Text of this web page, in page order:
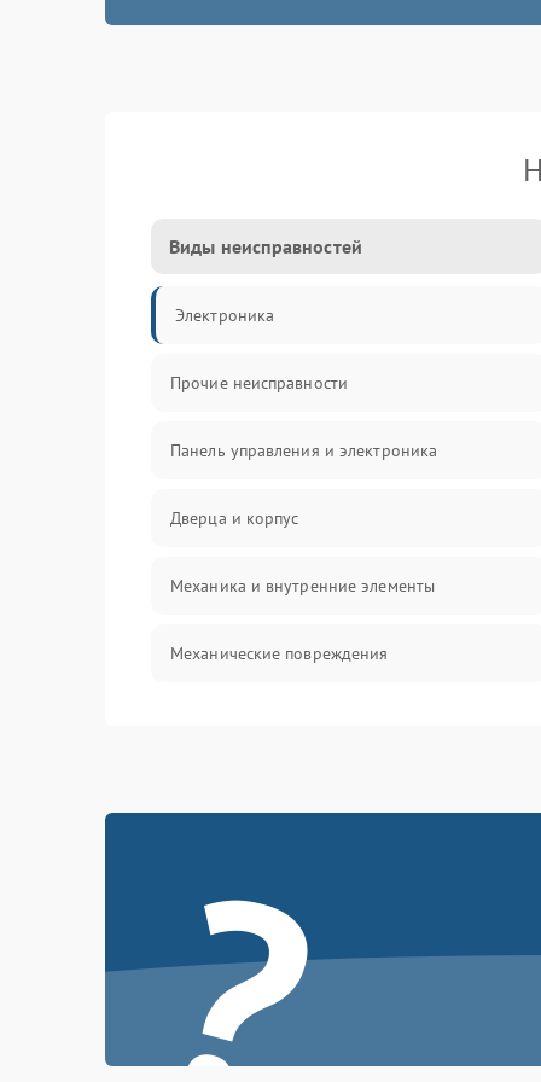
Виды неисправностей
Электроника
Прочие неисправности
Панель управления и электроника
Дверца и корпус
Механика и внутренние элементы
Механические повреждения
?